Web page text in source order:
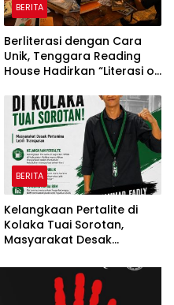
BERITA
Berliterasi dengan Cara
Unik, Tenggara Reading
House Hadirkan “Literasi on
Atas Atap Sembari
Menikmati Senja
BERITA
Kelangkaan Pertalite di
Kolaka Tuai Sorotan,
Masyarakat Desak
Transparan*